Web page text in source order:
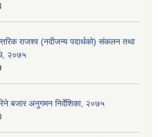
राजश्व (नदीजन्य पदार्थको) संकलन तथा
२०७५
बजार अनुगमन निर्देशिका, २०७५